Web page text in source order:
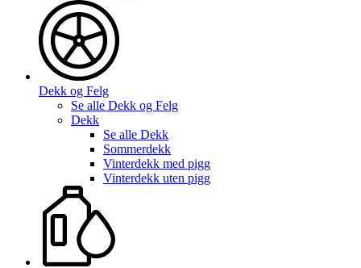
Dekk og Felg
Se alle Dekk og Felg
Dekk
Se alle Dekk
Sommerdekk
Vinterdekk med pigg
Vinterdekk uten pigg